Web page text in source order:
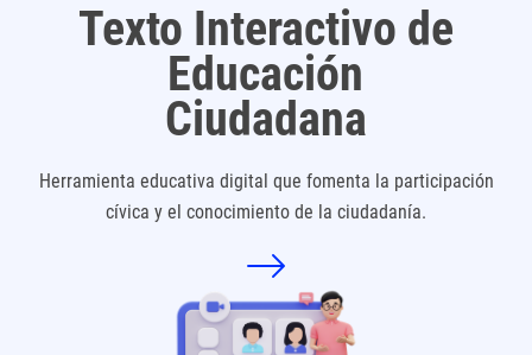
Texto Interactivo de
Educación
Ciudadana
Herramienta educativa digital que fomenta la participación
cívica y el conocimiento de la ciudadanía.